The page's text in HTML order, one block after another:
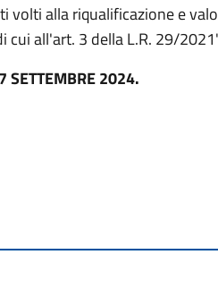
volti alla riqualificazione e
all'art. 3 della L.R. 29/
SETTEMBRE 2024.